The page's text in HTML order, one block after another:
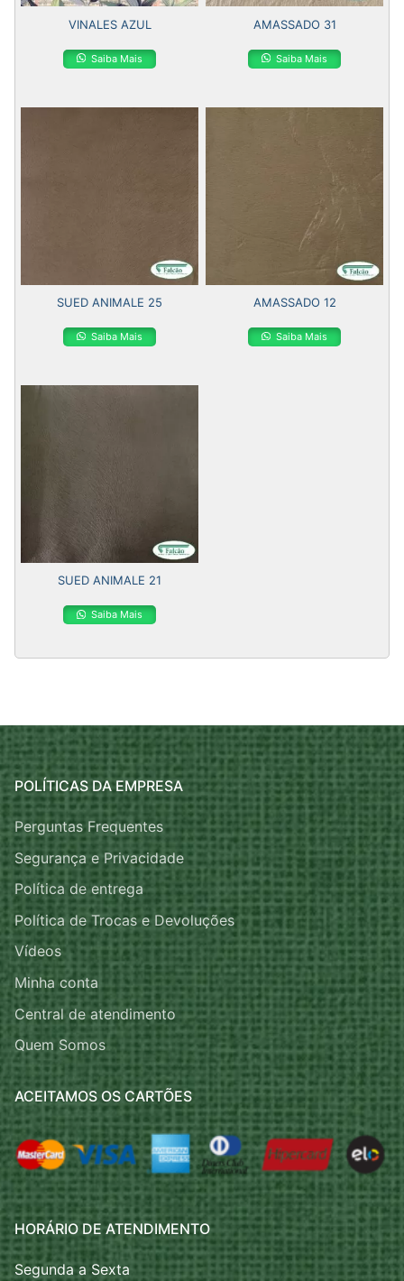
VINALES AZUL
Saiba Mais
AMASSADO 31
Saiba Mais
SUED ANIMALE 25
Saiba Mais
AMASSADO 12
Saiba Mais
SUED ANIMALE 21
Saiba Mais
POLÍTICAS DA EMPRESA
Perguntas Frequentes
Segurança e Privacidade
Política de entrega
Política de Trocas e Devoluções
Vídeos
Minha conta
Central de atendimento
Quem Somos
ACEITAMOS OS CARTÕES
HORÁRIO DE ATENDIMENTO
Segunda a Sexta